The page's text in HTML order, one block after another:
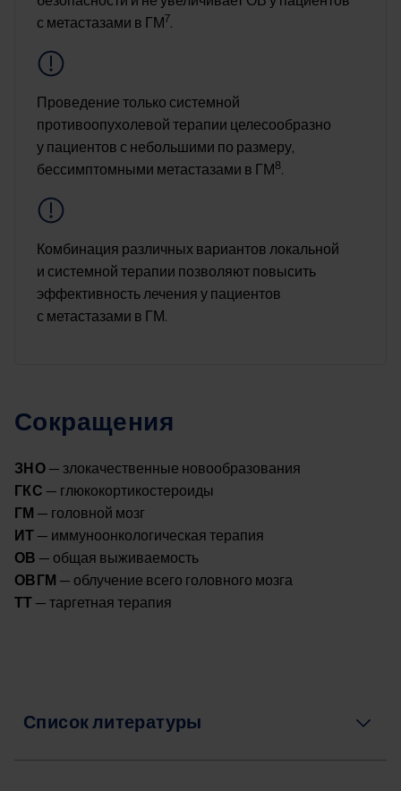
с метастазами в ГМ7.
Image
Проведение только системной
противоопухолевой терапии целесообразно
у пациентов с небольшими по размеру,
бессимптомными метастазами в ГМ8.
Image
Комбинация различных вариантов локальной
и системной терапии позволяют повысить
эффективность лечения у пациентов
с метастазами в ГМ.
Сокращения
ЗНО — злокачественные новообразования
ГКС — глюкокортикостероиды
ГМ — головной мозг
ИТ — иммуноонкологическая терапия
ОВ — общая выживаемость
ОВГМ — облучение всего головного мозга
ТТ — таргетная терапия
Список литературы